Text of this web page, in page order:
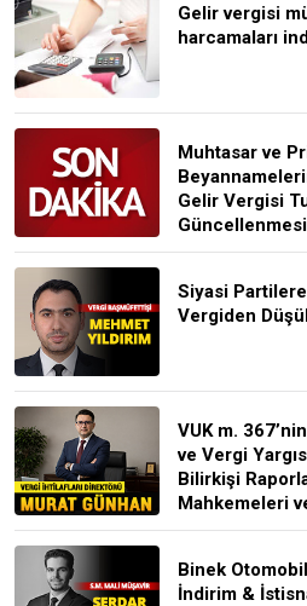
Gelir vergisi
harcamaları
Muhtasar ve
Gelir Vergisi
Siyasi Partilere
Vergiden
VUK m.
ve Vergi
Bilirkişi
Mahkemeleri
Binek
İndirim &